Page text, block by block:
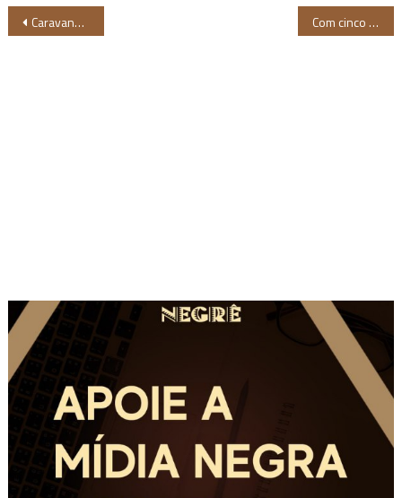
Navegação
Caravana do Empreendedorismo Negro chega ao município de Castro Alves (BA) Com cinco faixas inéditas, Jota.pê completa o álbum Se o Meu Peito Fosse o Mundo